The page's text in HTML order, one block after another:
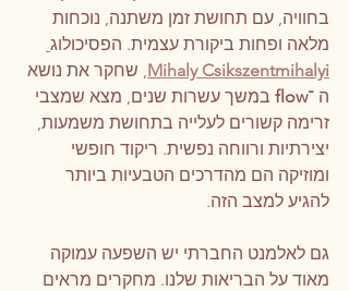
בחוויה, עם תחושת זמן משתנה, נוכחות
מלאה ופחות ביקורת עצמית. הפסיכולוג
Mihaly Csikszentmihalyi, שחקר את נושא
ה ־flow
במשך עשרות שנים, מצא שמצבי
זרימה קשורים לעלייה בתחושת משמעות,
יצירתיות ורווחה נפשית. ריקוד חופשי
ומוזיקה הם מהדרכים הטבעיות ביותר
להגיע למצב הזה.
גם לאלמנט החברתי יש השפעה עמוקה
מאוד על הבריאות שלנו. מחקרים מראים